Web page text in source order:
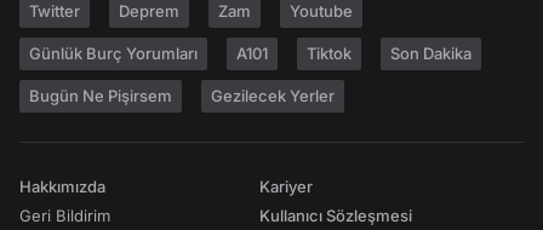
Twitter Deprem Zam Youtube
Günlük Burç Yorumları A101 Tiktok Son Dakika
Bugün Ne Pişirsem Gezilecek Yerler
Hakkımızda
Geri Bildirim
Kariyer
Kullanıcı Sözleşmesi